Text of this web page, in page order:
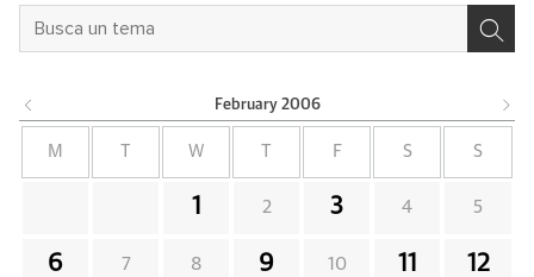
February 2006
M W F S S
1 2 3 4 5
6 7 8 9 10 11 12